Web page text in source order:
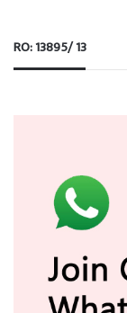
RO: 13895/ 13